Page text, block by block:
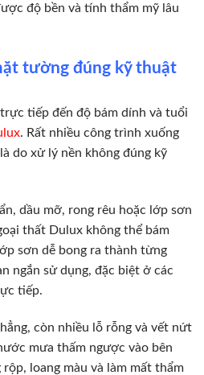
độ bền và tính thẩm mỹ lâu
tường đúng kỹ thuật
tiếp đến độ bám dính và tuổi
. Rất nhiều công trình xuống
do xử lý nền không đúng kỹ
dầu mỡ, rong rêu hoặc lớp sơn
thất Dulux không thể bám
sơn dễ bong ra thành từng
ngắn sử dụng, đặc biệt ở các
tiếp.
còn nhiều lỗ rỗng và vết nứt
mưa thấm ngược vào bên
loang màu và làm mất thẩm